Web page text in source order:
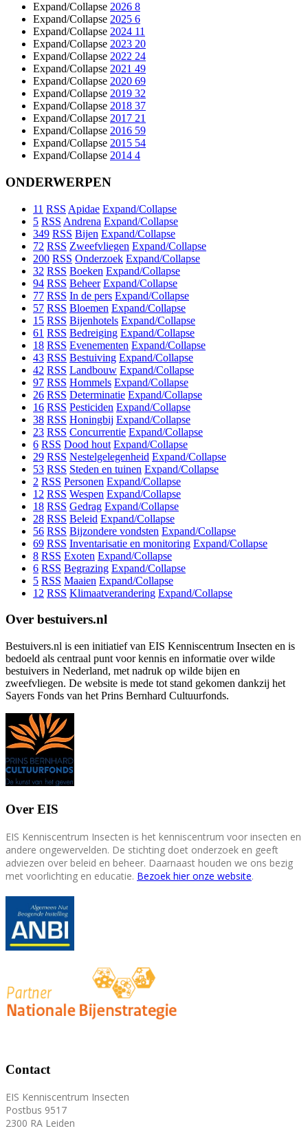
Expand/Collapse 2026 8
Expand/Collapse 2025 6
Expand/Collapse 2024 11
Expand/Collapse 2023 20
Expand/Collapse 2022 24
Expand/Collapse 2021 49
Expand/Collapse 2020 69
Expand/Collapse 2019 32
Expand/Collapse 2018 37
Expand/Collapse 2017 21
Expand/Collapse 2016 59
Expand/Collapse 2015 54
Expand/Collapse 2014 4
ONDERWERPEN
11 RSS Apidae Expand/Collapse
5 RSS Andrena Expand/Collapse
349 RSS Bijen Expand/Collapse
72 RSS Zweefvliegen Expand/Collapse
200 RSS Onderzoek Expand/Collapse
32 RSS Boeken Expand/Collapse
94 RSS Beheer Expand/Collapse
77 RSS In de pers Expand/Collapse
57 RSS Bloemen Expand/Collapse
15 RSS Bijenhotels Expand/Collapse
61 RSS Bedreiging Expand/Collapse
18 RSS Evenementen Expand/Collapse
43 RSS Bestuiving Expand/Collapse
42 RSS Landbouw Expand/Collapse
97 RSS Hommels Expand/Collapse
26 RSS Determinatie Expand/Collapse
16 RSS Pesticiden Expand/Collapse
38 RSS Honingbij Expand/Collapse
23 RSS Concurrentie Expand/Collapse
6 RSS Dood hout Expand/Collapse
29 RSS Nestelgelegenheid Expand/Collapse
53 RSS Steden en tuinen Expand/Collapse
2 RSS Personen Expand/Collapse
12 RSS Wespen Expand/Collapse
18 RSS Gedrag Expand/Collapse
28 RSS Beleid Expand/Collapse
56 RSS Bijzondere vondsten Expand/Collapse
69 RSS Inventarisatie en monitoring Expand/Collapse
8 RSS Exoten Expand/Collapse
6 RSS Begrazing Expand/Collapse
5 RSS Maaien Expand/Collapse
12 RSS Klimaatverandering Expand/Collapse
Over bestuivers.nl
Bestuivers.nl is een initiatief van EIS Kenniscentrum Insecten en is
bedoeld als centraal punt voor kennis en informatie over wilde
bestuivers in Nederland, met nadruk op wilde bijen en
zweefvliegen. De website is mede tot stand gekomen dankzij het
Sayers Fonds van het Prins Bernhard Cultuurfonds.
Over EIS
EIS Kenniscentrum Insecten is het kenniscentrum voor insecten en
andere ongewervelden. De stichting doet onderzoek en geeft
adviezen over beleid en beheer. Daarnaast houden we ons bezig
met voorlichting en educatie. Bezoek hier onze website.
Contact
EIS Kenniscentrum Insecten
Postbus 9517
2300 RA Leiden